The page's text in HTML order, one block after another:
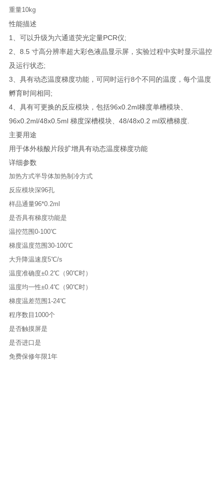
重量10kg
性能描述
1、可以升级为六通道荧光定量PCR仪;
2、8.5 寸高分辨率超大彩色液晶显示屏，实验过程中实时显示温控
及运行状态;
3、具有动态温度梯度功能，可同时运行8个不同的温度，每个温度
孵育时间相同;
4、具有可更换的反应模块，包括96x0.2ml梯度单槽模块、
96x0.2ml/48x0.5ml 梯度深槽模块、48/48x0.2 ml双槽梯度.
主要用途
用于体外核酸片段扩增具有动态温度梯度功能
详细参数
加热方式半导体加热制冷方式
反应模块深96孔
样品通量96*0.2ml
是否具有梯度功能是
温控范围0-100℃
梯度温度范围30-100℃
大升降温速度5℃/s
温度准确度±0.2℃（90℃时）
温度均一性±0.4℃（90℃时）
梯度温差范围 1-24℃
程序数目 1000个
是否触摸屏是
是否进口 是
免费保修年限1年